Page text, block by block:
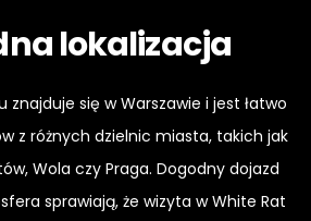
lokalizacja
znajduje się w Warszawie i jest łatwo
z różnych dzielnic miasta, takich jak
Wola czy Praga. Dogodny dojazd
sprawiają, że wizyta w White Rat